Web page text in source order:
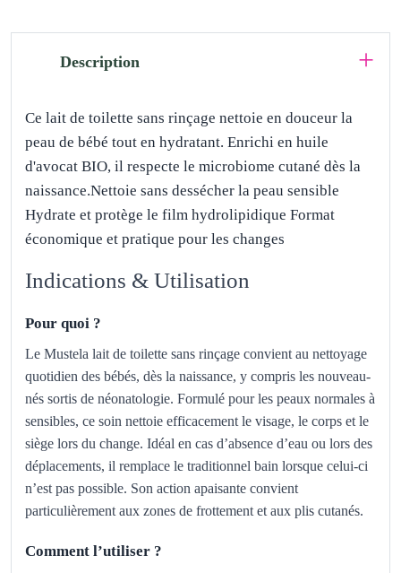
Description
Ce lait de toilette sans rinçage nettoie en douceur la
peau de bébé tout en hydratant. Enrichi en huile
d'avocat BIO, il respecte le microbiome cutané dès la
naissance.Nettoie sans dessécher la peau sensible
Hydrate et protège le film hydrolipidique Format
économique et pratique pour les changes
Indications & Utilisation
Pour quoi ?
Le Mustela lait de toilette sans rinçage convient au nettoyage
quotidien des bébés, dès la naissance, y compris les nouveau-
nés sortis de néonatologie. Formulé pour les peaux normales à
sensibles, ce soin nettoie efficacement le visage, le corps et le
siège lors du change. Idéal en cas d’absence d’eau ou lors des
déplacements, il remplace le traditionnel bain lorsque celui-ci
n’est pas possible. Son action apaisante convient
particulièrement aux zones de frottement et aux plis cutanés.
Comment l’utiliser ?